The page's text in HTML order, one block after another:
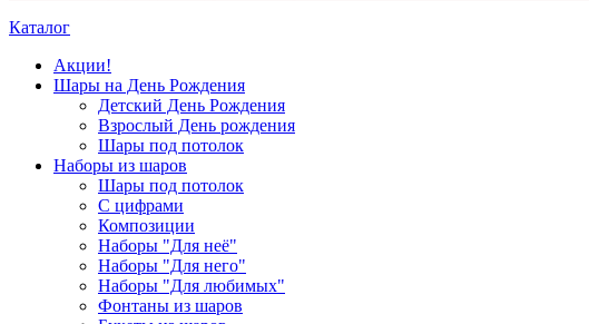
Каталог
Акции!
Шары на День Рождения
Детский День Рождения
Взрослый День рождения
Шары под потолок
Наборы из шаров
Шары под потолок
С цифрами
Композиции
Наборы "Для неё"
Наборы "Для него"
Наборы "Для любимых"
Фонтаны из шаров